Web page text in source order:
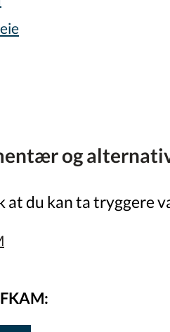
og
du kan ta tryggere